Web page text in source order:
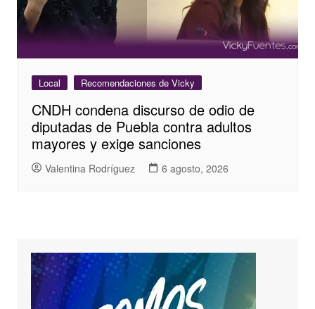
Local Recomendaciones de Vicky
CNDH condena discurso de odio de
diputadas de Puebla contra adultos
mayores y exige sanciones
Valentina Rodríguez 6 agosto, 2026